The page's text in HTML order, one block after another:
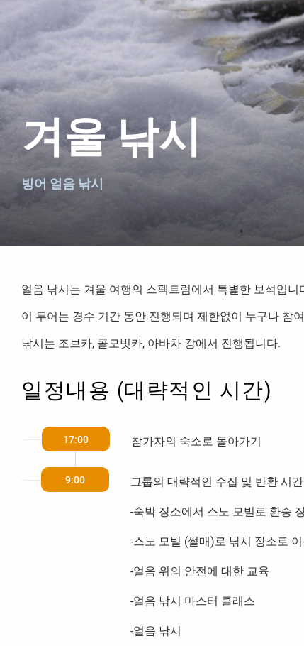
겨울 낚시
빙어 얼음 낚시
얼음 낚시는 겨울 여행의 스펙트럼에서 특별한 보석입니
이 투어는 경수 기간 동안 진행되며 제한없이 누구나 참
낚시는 조브카, 콜모빗카, 아바차 강에서 진행됩니다.
일정내용 (대략적인 시간)
17:00 참가자의 숙소로 돌아가기
9:00 그룹의 대략적인 수집 및 반환 시
-숙박 장소에서 스노 모빌로 환승
-스노 모빌 (썰매)로 낚시 장소로
-얼음 위의 안전에 대한 교육
-얼음 낚시 마스터 클래스
-얼음 낚시